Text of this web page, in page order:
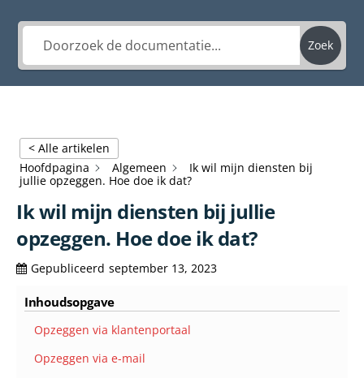
Zoek
< Alle artikelen
Hoofdpagina
Algemeen
Ik wil mijn diensten bij
jullie opzeggen. Hoe doe ik dat?
Ik wil mijn diensten bij jullie
opzeggen. Hoe doe ik dat?
Gepubliceerd september 13, 2023
Inhoudsopgave
Opzeggen via klantenportaal
Opzeggen via e-mail